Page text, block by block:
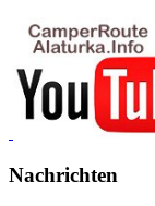
Nachrichten